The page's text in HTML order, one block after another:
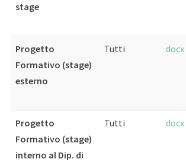
stage
Progetto
Formativo (stage)
esterno
Tutti docx
Progetto
Formativo (stage)
interno al Dip. di
Tutti docx